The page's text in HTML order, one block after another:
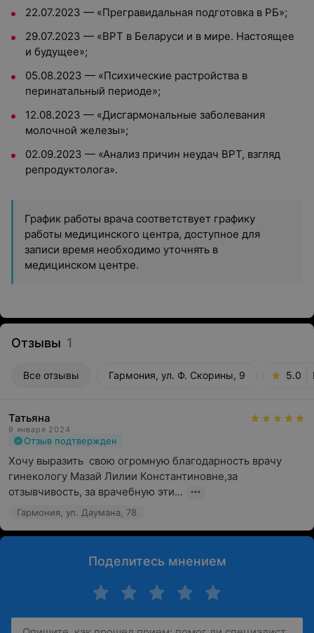
22.07.2023 — «Прегравидальная подготовка в РБ»;
29.07.2023 — «ВРТ в Беларуси и в мире. Настоящее
и будущее»;
05.08.2023 — «Психические растройства в
перинатальный периоде»;
12.08.2023 — «Дисгармональные заболевания
молочной железы»;
02.09.2023 — «Анализ причин неудач ВРТ, взгляд
репродуктолога».
График работы врача соответствует графику
работы медицинского центра, доступное для
записи время необходимо уточнять в
медицинском центре.
Отзывы 1
Все отзывы Гармония, ул. Ф. Скорины, 9 5.0
Татьяна
9 января 2024
Отзыв подтвержден
Хочу выразить  свою огромную благодарность врачу
гинекологу Мазай Лилии Константиновне,за
отзывчивость, за врачебную эти...
Гармония, ул. Даумана, 78
Поделитесь мнением